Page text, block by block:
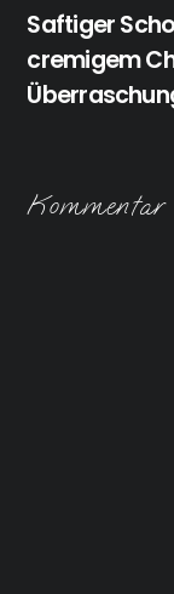
Saftiger
cremigem
Kommentar